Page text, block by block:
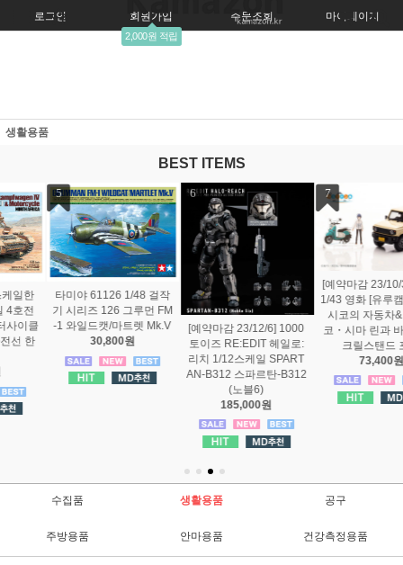
로그인 회원가입
2,000원 적립
주문조회 마이페이지
생활용품
BEST ITEMS
1000
일로:
7
1/43 영화 [유루캠△] 나데
시코의 자동차&나데시
코・시마 린과 바이크 아
크릴스탠드 포함
73,400원
8
타미야 61125 1/48 걸작
기 시리즈 125 록히드 마
틴 F-35B 라이트닝2 (해
병대용)
89,800원
9
엔스카이
ER PT-CS2N
어터 디스플레
16,200원
수집품 생활용품 공구
주방용품 안마용품 건강측정용품